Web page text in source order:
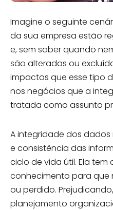
Imagine o seguinte
da sua empresa estão
e, sem saber quando
são alteradas ou
impactos que esse tipo
nos negócios que a
tratada como assunto
A integridade dos
e consistência das
ciclo de vida útil. Ela
conhecimento para
ou perdido.
planejamento